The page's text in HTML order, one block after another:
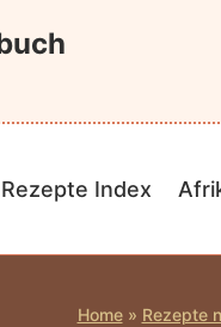
Rezepte Index
Home» Rezepte